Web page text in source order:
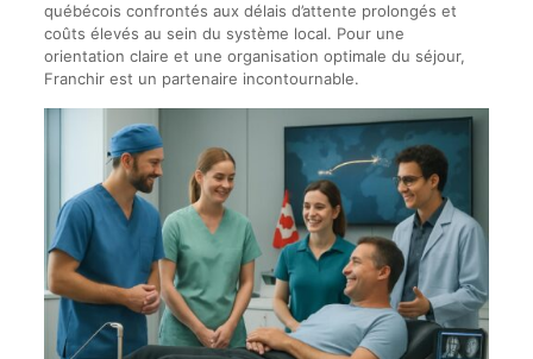
québécois confrontés aux délais d’attente prolongés et
coûts élevés au sein du système local. Pour une
orientation claire et une organisation optimale du séjour,
Franchir est un partenaire incontournable.